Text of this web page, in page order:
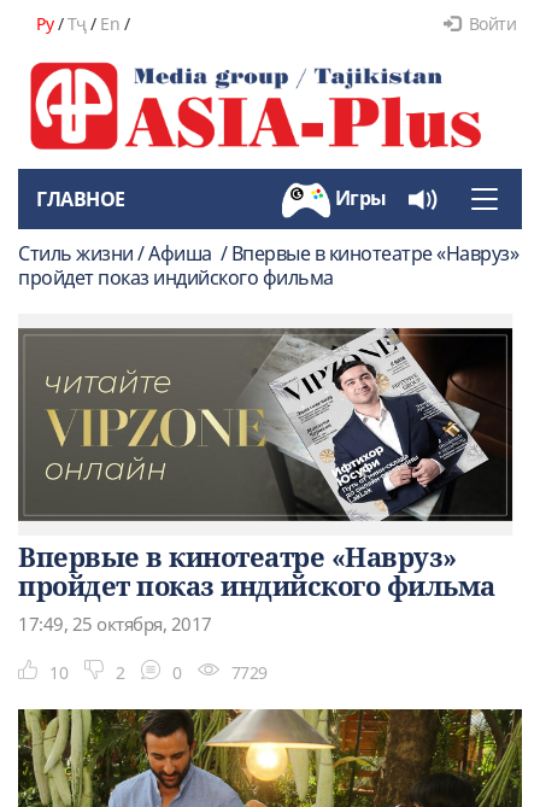
Ру/Тҷ/ En / Войти
Toggle
ГЛАВНОЕ Игры
Стиль жизни / Афиша / Впервые в кинотеатре «Навруз»
пройдет показ индийского фильма
Впервые в кинотеатре «Навруз»
пройдет показ индийского фильма
17:49, 25 октября, 2017
10 2 0 7729